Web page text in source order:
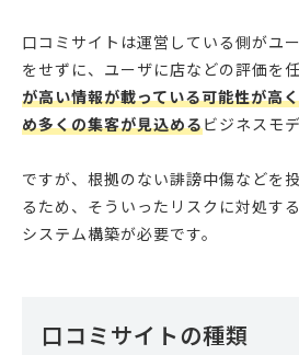
口コミサイトは運営している側がユ
をせずに、ユーザに店などの評価を
が高い情報が載っている可能性が高
め多くの集客が見込めるビジネスモ
ですが、根拠のない誹謗中傷などを
るため、そういったリスクに対処す
システム構築が必要です。
口コミサイトの種類